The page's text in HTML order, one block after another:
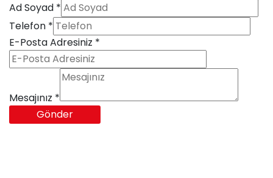
E-Katalog
Ad Soyad *
Telefon *
E-Posta Adresiniz *
Mesajınız *
Gönder